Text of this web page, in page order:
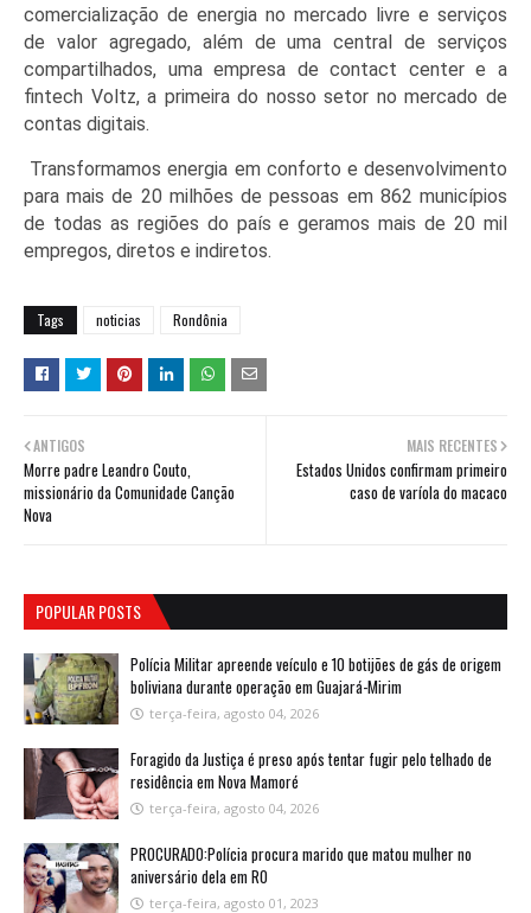
comercialização de energia no mercado livre e serviços
de valor agregado, além de uma central de serviços
compartilhados, uma empresa de contact center e a
fintech Voltz, a primeira do nosso setor no mercado de
contas digitais.
Transformamos energia em conforto e desenvolvimento
para mais de 20 milhões de pessoas em 862 municípios
de todas as regiões do país e geramos mais de 20 mil
empregos, diretos e indiretos.
Tags noticias Rondônia
MAIS RECENTES
Estados Unidos confirmam primeiro
caso de varíola do macaco
ANTIGOS
Morre padre Leandro Couto,
missionário da Comunidade Canção
Nova
POPULAR POSTS
Polícia Militar apreende veículo e 10 botijões de gás de origem
boliviana durante operação em Guajará-Mirim
terça-feira, agosto 04, 2026
Foragido da Justiça é preso após tentar fugir pelo telhado de
residência em Nova Mamoré
terça-feira, agosto 04, 2026
PROCURADO:Polícia procura marido que matou mulher no
aniversário dela em RO
terça-feira, agosto 01, 2023